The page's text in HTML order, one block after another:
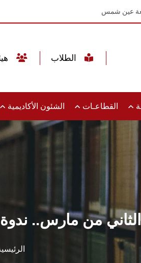
عين شمس
القطاعـات الشئون الأكاديمية
الثاني من مارس.. ندوة